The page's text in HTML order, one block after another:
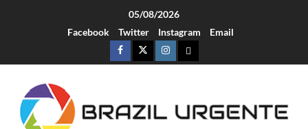
05/08/2026
Facebook
Twitter Instagram Email